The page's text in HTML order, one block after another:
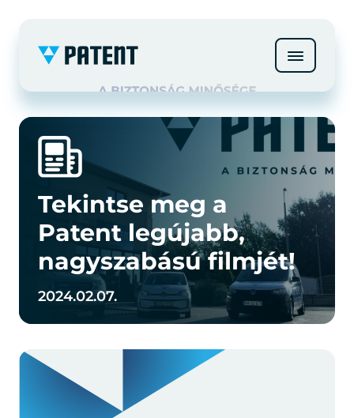
Tekintse meg a
Patent legújabb,
nagyszabású filmjét!
2024.02.07.